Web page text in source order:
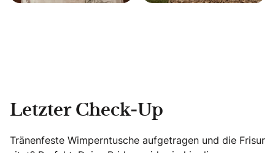
Letzter Check-Up
Tränenfeste Wimperntusche aufgetragen und die Frisur